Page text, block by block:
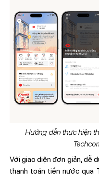
Hướng dẫn thực hiện
Với giao diện đơn giản, dễ
thanh toán tiền nước qua